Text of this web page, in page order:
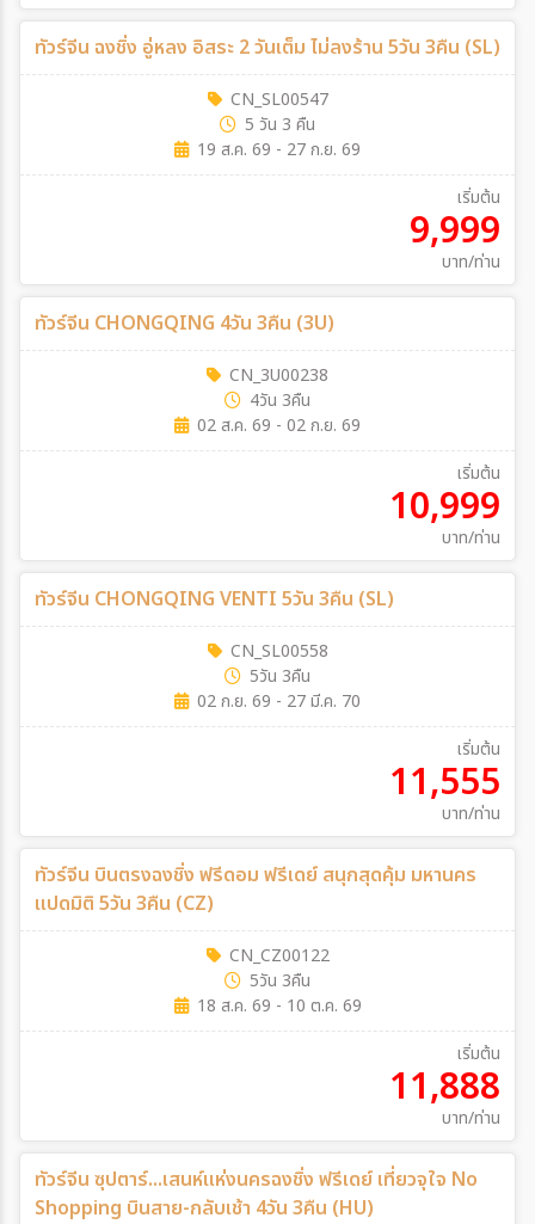
ทัวร์จีน ฉงชิ่ง อู่หลง อิสระ 2 วันเต็ม ไม่ลงร้าน 5วัน 3คืน (SL)
CN_SL00547
5 วัน 3 คืน
19 ส.ค. 69 - 27 ก.ย. 69
เริ่มต้น
9,999
บาท/ท่าน
ทัวร์จีน CHONGQING 4วัน 3คืน (3U)
CN_3U00238
4วัน 3คืน
02 ส.ค. 69 - 02 ก.ย. 69
เริ่มต้น
10,999
บาท/ท่าน
ทัวร์จีน CHONGQING VENTI 5วัน 3คืน (SL)
CN_SL00558
5วัน 3คืน
02 ก.ย. 69 - 27 มี.ค. 70
เริ่มต้น
11,555
บาท/ท่าน
ทัวร์จีน บินตรงฉงชิ่ง ฟรีดอม ฟรีเดย์ สนุกสุดคุ้ม มหานคร
แปดมิติ 5วัน 3คืน (CZ)
CN_CZ00122
5วัน 3คืน
18 ส.ค. 69 - 10 ต.ค. 69
เริ่มต้น
11,888
บาท/ท่าน
ทัวร์จีน ซุปตาร์...เสนห์แห่งนครฉงชิ่ง ฟรีเดย์ เที่ยวจุใจ No
Shopping บินสาย-กลับเช้า 4วัน 3คืน (HU)